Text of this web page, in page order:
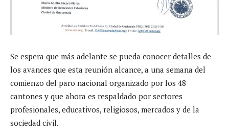
Se espera que más adelante se pueda conocer detalles de
los avances que esta reunión alcance, a una semana del
comienzo del paro nacional organizado por los 48
cantones y que ahora es respaldado por sectores
profesionales, educativos, religiosos, mercados y de la
sociedad civil.